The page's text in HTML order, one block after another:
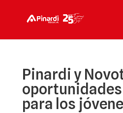
Pinardi y
para los